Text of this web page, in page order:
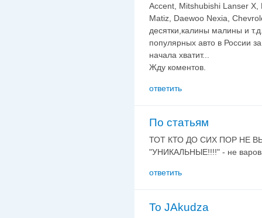
Accent, Mitshubishi Lanser
Matiz, Daewoo Nexia,
десятки,калины малины и
популярных авто в России
начала хватит...
Жду коментов.
ответить
По статьям
ТОТ КТО ДО СИХ ПОР НЕ
"УНИКАЛЬНЫЕ!!!!" - не
ответить
To JAkudza